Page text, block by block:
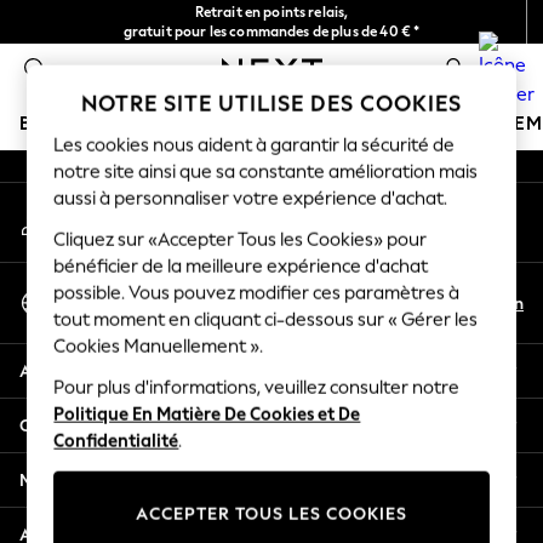
Retrait en points relais,
gratuit pour les commandes de plus de 40 € *
Livraison en 2-3 jours ouvrés*
BOUTIQUE VACANCES
HOLIDAY SHOP
Women's Holiday Shop
All Swimwear
All Beachwear
Bags & Accessories
Beach Dresses & Kaftans
Dresses
Flip Flops
Sliders
Jumpsuits & Playsuits
Linen Collection
Sandals
An error occurred on client
Nos réseaux sociaux
Mon compte
Connexion à votre compte
Sélectionnez Votre Langue
Français
En
Aide
Confidentialité et mentions légales
Ministères
Autres services
NOTRE SITE UTILISE DES COOKIES
Les cookies nous aident à garantir la sécurité de
notre site ainsi que sa constante amélioration mais
aussi à personnaliser votre expérience d'achat.
Cliquez sur «Accepter Tous les Cookies» pour
bénéficier de la meilleure expérience d'achat
possible. Vous pouvez modifier ces paramètres à
tout moment en cliquant ci-dessous sur « Gérer les
Cookies Manuellement ».
Pour plus d'informations, veuillez consulter notre
Politique En Matière De Cookies et De
Confidentialité.
ACCEPTER TOUS LES COOKIES